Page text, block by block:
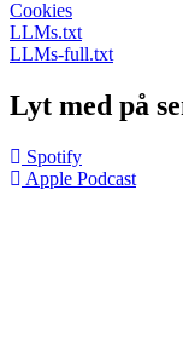
Cookies
LLMs.txt
LLMs-full.txt
Lyt med på
Spotify
Apple Podcast